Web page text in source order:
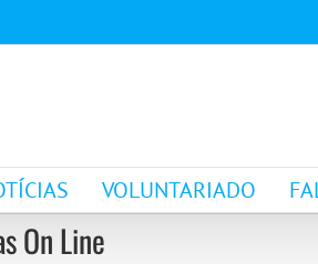
VOLUNTARIADO
On Line